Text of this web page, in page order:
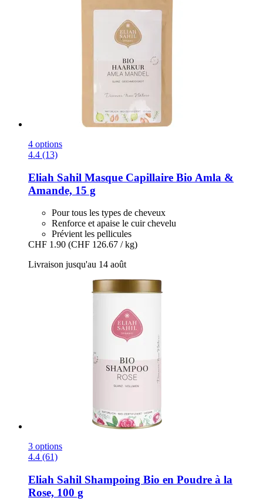
4 options
4.4 (13)
Eliah Sahil Masque Capillaire Bio Amla &
Amande, 15 g
Pour tous les types de cheveux
Renforce et apaise le cuir chevelu
Prévient les pellicules
CHF 1.90 (CHF 126.67 / kg)
Livraison jusqu'au 14 août
3 options
4.4 (61)
Eliah Sahil Shampoing Bio en Poudre à la
Rose, 100 g